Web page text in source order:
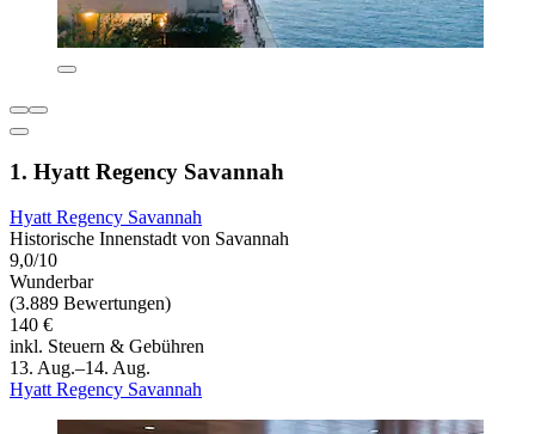
1. Hyatt Regency Savannah
Hyatt Regency Savannah
Historische Innenstadt von Savannah
9,0/10
Wunderbar
(3.889 Bewertungen)
140 €
inkl. Steuern & Gebühren
13. Aug.–14. Aug.
Hyatt Regency Savannah